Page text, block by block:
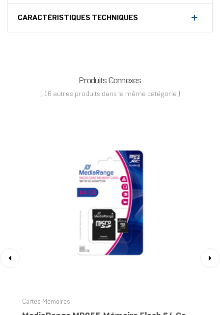
CARACTÉRISTIQUES TECHNIQUES
Produits Connexes
( 16 autres produits dans la même catégorie )
Cartes Mémoires